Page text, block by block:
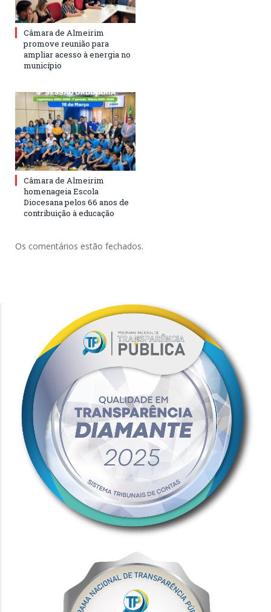
Câmara de Almeirim
promove reunião para
ampliar acesso à energia no
município
Câmara de Almeirim
homenageia Escola
Diocesana pelos 66 anos de
contribuição à educação
Os comentários estão fechados.